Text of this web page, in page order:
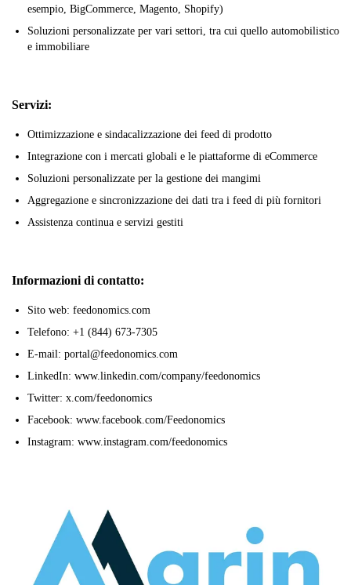
esempio, BigCommerce, Magento, Shopify)
Soluzioni personalizzate per vari settori, tra cui quello automobilistico
e immobiliare
Servizi:
Ottimizzazione e sindacalizzazione dei feed di prodotto
Integrazione con i mercati globali e le piattaforme di eCommerce
Soluzioni personalizzate per la gestione dei mangimi
Aggregazione e sincronizzazione dei dati tra i feed di più fornitori
Assistenza continua e servizi gestiti
Informazioni di contatto:
Sito web: feedonomics.com
Telefono: +1 (844) 673-7305
E-mail: portal@feedonomics.com
LinkedIn: www.linkedin.com/company/feedonomics
Twitter: x.com/feedonomics
Facebook: www.facebook.com/Feedonomics
Instagram: www.instagram.com/feedonomics